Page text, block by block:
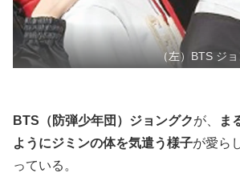
（左）BTS ジ
BTS（防弾少年団）ジョングクが、
ま
ようにジミンの体を気遣う様子が愛ら
っている。